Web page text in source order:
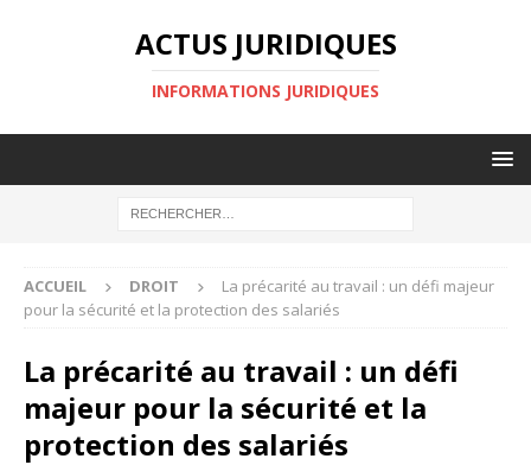
ACTUS JURIDIQUES
INFORMATIONS JURIDIQUES
ACCUEIL DROIT
La précarité au travail : un défi majeur
pour la sécurité et la protection des salariés
La précarité au travail : un défi
majeur pour la sécurité et la
protection des salariés